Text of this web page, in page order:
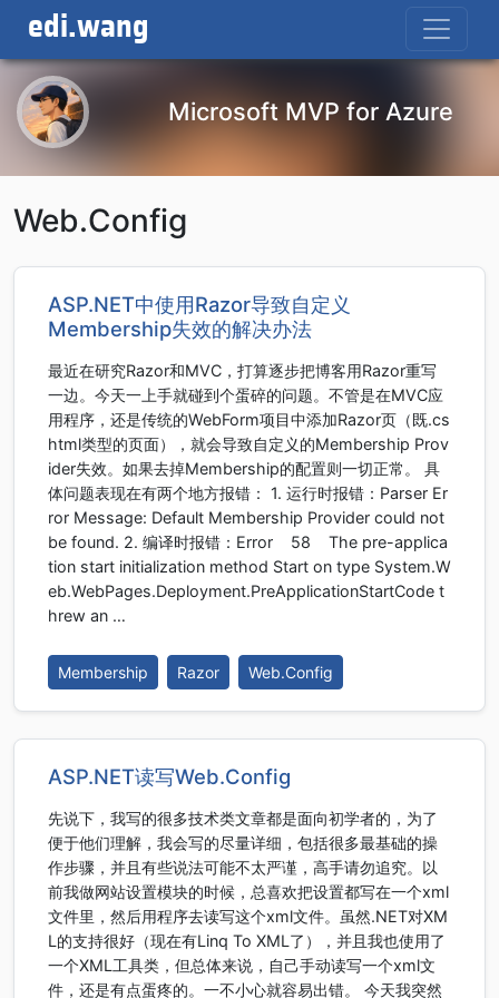
edi.wang
Microsoft MVP for Azure
Web.Config
ASP.NET中使用Razor导致自定义
Membership失效的解决办法
最近在研究Razor和MVC，打算逐步把博客用Razor重写
一边。今天一上手就碰到个蛋碎的问题。不管是在MVC应
用程序，还是传统的WebForm项目中添加Razor页（既.cs
html类型的页面），就会导致自定义的Membership Prov
ider失效。如果去掉Membership的配置则一切正常。 具
体问题表现在有两个地方报错： 1. 运行时报错：Parser Er
ror Message: Default Membership Provider could not
be found. 2. 编译时报错：Error 58 The pre-applica
tion start initialization method Start on type System.W
eb.WebPages.Deployment.PreApplicationStartCode t
hrew an …
Membership Razor Web.Config
ASP.NET读写Web.Config
先说下，我写的很多技术类文章都是面向初学者的，为了
便于他们理解，我会写的尽量详细，包括很多最基础的操
作步骤，并且有些说法可能不太严谨，高手请勿追究。以
前我做网站设置模块的时候，总喜欢把设置都写在一个xml
文件里，然后用程序去读写这个xml文件。虽然.NET对XM
L的支持很好（现在有Linq To XML了），并且我也使用了
一个XML工具类，但总体来说，自己手动读写一个xml文
件，还是有点蛋疼的。一不小心就容易出错。 今天我突然